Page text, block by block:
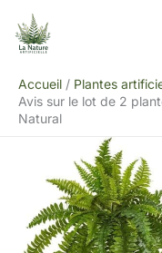
contenu
Accueil
Plantes
Avis sur le lot de 2
Natural
e
h
e